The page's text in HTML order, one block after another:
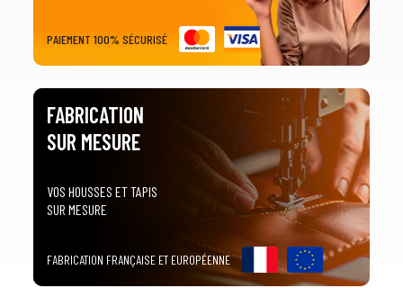
PAIEMENT 100% SÉCURISÉ
FABRICATION
SUR MESURE
VOS HOUSSES ET TAPIS
SUR MESURE
FABRICATION FRANÇAISE ET EUROPÉENNE